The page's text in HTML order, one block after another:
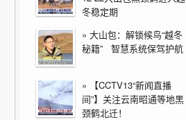
冬稳定期
» 大山包：解锁候鸟“越冬
秘籍” 智慧系统保驾护航
»
【CCTV13“新闻直播
间”】关注云南昭通等地黑
颈鹤北迁！